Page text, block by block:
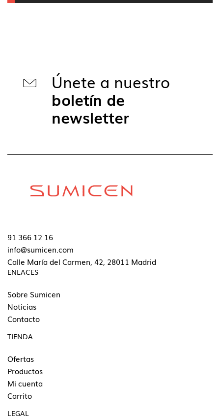
Únete a nuestro
boletín de
newsletter
91 366 12 16
info@sumicen.com
Calle María del Carmen, 42, 28011 Madrid
ENLACES
Sobre Sumicen
Noticias
Contacto
TIENDA
Ofertas
Productos
Mi cuenta
Carrito
LEGAL